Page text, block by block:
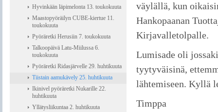
väylällä, kun
Hankopaanan
Kirjavalletolpalle.
Lumisade oli
tyytyväisinä,
lähtemiseen. Kyllä
Timppa
Hyvinkään läpimelonta 13. toukokuuta
Maastopyöräilyn CUBE-kiertue 11.
toukokuuta
Pyöräretki Herusiin 7. toukokuuta
Talkoopäivä Latu-Miilussa 6.
toukokuuta
Pyöräretki Ridasjärvelle 29. huhtikuuta
Tiistain aamukävely 25. huhtikuuta
Ikinivel pyöräretki Nukarille 22.
huhtikuuta
Yllätysliikuntaa 2. huhtikuuta